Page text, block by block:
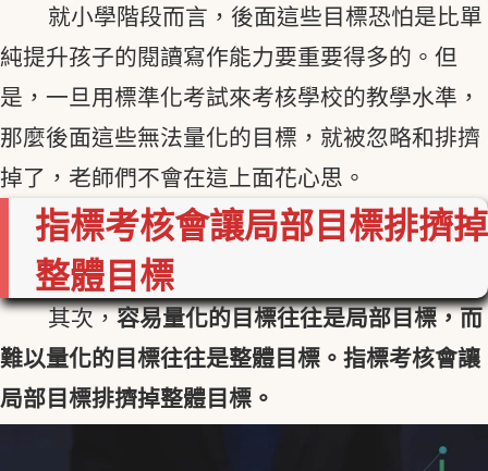
就小學階段而言，後面這些目標恐怕是比單
純提升孩子的閱讀寫作能力要重要得多的。但
是，一旦用標準化考試來考核學校的教學水準，
那麼後面這些無法量化的目標，就被忽略和排擠
掉了，老師們不會在這上面花心思。
指標考核會讓局部目標排擠掉
整體目標
其次，容易量化的目標往往是局部目標，而
難以量化的目標往往是整體目標。指標考核會讓
局部目標排擠掉整體目標。